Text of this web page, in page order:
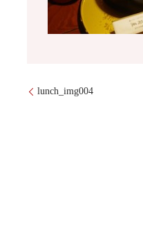
lunch_img004